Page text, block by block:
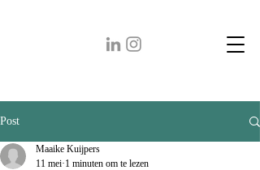
Post
Maaike Kuijpers
11 mei 1 minuten om te lezen